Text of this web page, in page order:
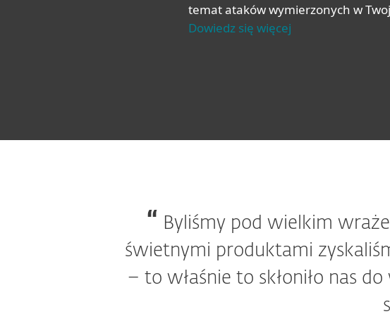
temat ataków wymierzonych w
Dowiedz się więcej
Byliśmy pod wielkim
świetnymi produktami
– to właśnie to skłoniło nas